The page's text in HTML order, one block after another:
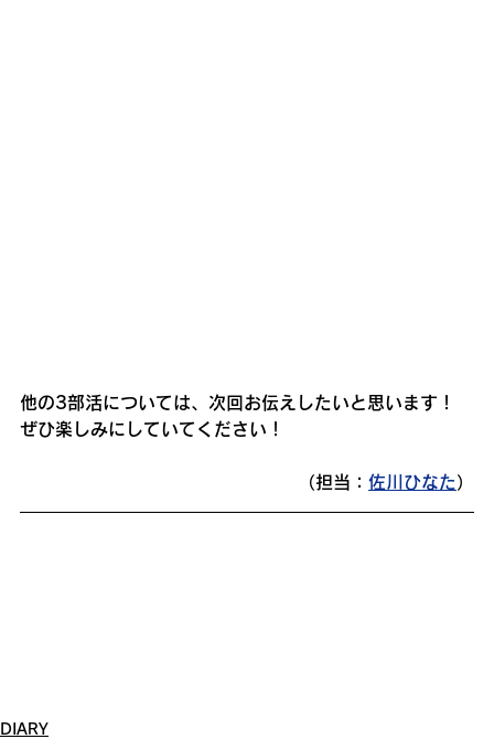
他の3部活については、次回お伝えしたいと思います！
ぜひ楽しみにしていてください！
（担当： 佐川ひなた）
DIARY